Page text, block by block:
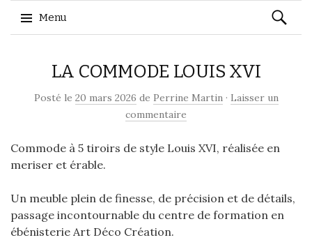
Menu
LA COMMODE LOUIS XVI
Posté le 20 mars 2026 de Perrine Martin · Laisser un
commentaire
Commode à 5 tiroirs de style Louis XVI, réalisée en
meriser et érable.
Un meuble plein de finesse, de précision et de détails,
passage incontournable du centre de formation en
ébénisterie Art Déco Création.